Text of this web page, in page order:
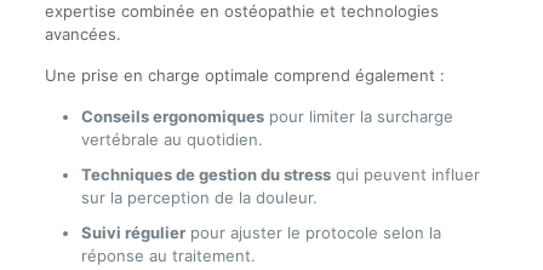
expertise combinée en ostéopathie et technologies
avancées.
Une prise en charge optimale comprend également :
Conseils ergonomiquespour limiter la surcharge
vertébrale au quotidien.
Techniques de gestion du stressqui peuvent influer
sur la perception de la douleur.
Suivi régulierpour ajuster le protocole selon la
réponse au traitement.